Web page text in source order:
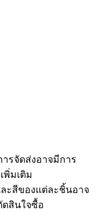
รจัดส่งอาจมีการ
พิ่มเติม
ะสีของแต่ละชิ้นอาจ
สินใจซื้อ